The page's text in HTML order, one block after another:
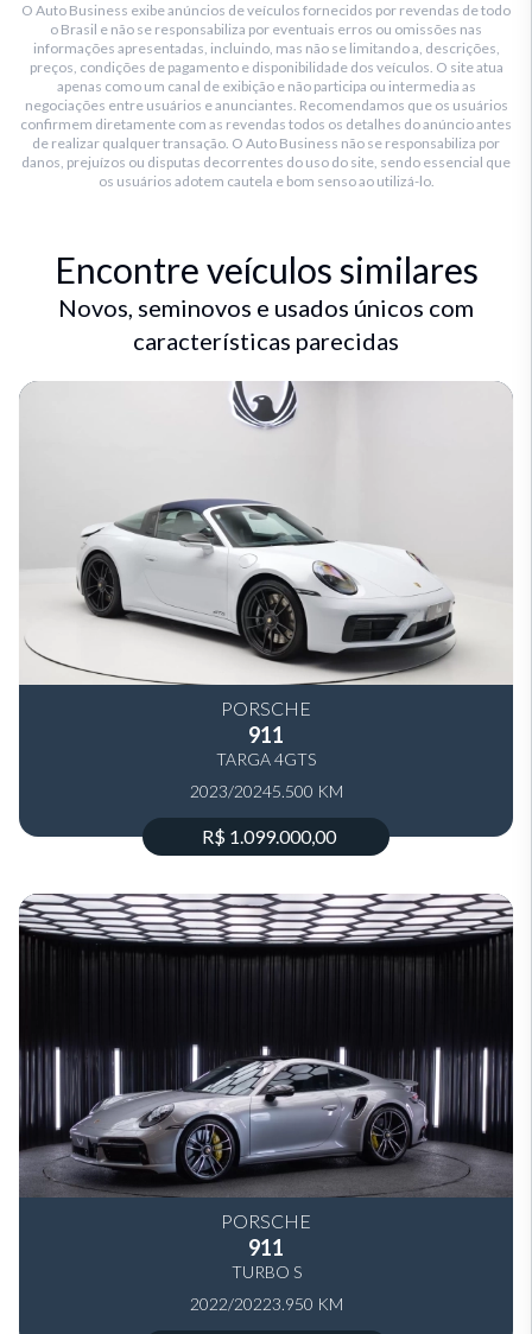
O Auto Business exibe anúncios de veículos fornecidos por revendas de todo
o Brasil e não se responsabiliza por eventuais erros ou omissões nas
informações apresentadas, incluindo, mas não se limitando a, descrições,
preços, condições de pagamento e disponibilidade dos veículos. O site atua
apenas como um canal de exibição e não participa ou intermedia as
negociações entre usuários e anunciantes. Recomendamos que os usuários
confirmem diretamente com as revendas todos os detalhes do anúncio antes
de realizar qualquer transação. O Auto Business não se responsabiliza por
danos, prejuízos ou disputas decorrentes do uso do site, sendo essencial que
os usuários adotem cautela e bom senso ao utilizá-lo.
Encontre veículos similares
Novos, seminovos e usados únicos com
características parecidas
PORSCHE
911
TARGA 4GTS
2023/20245.500 KM
R$ 1.099.000,00
PORSCHE
911
TURBO S
2022/20223.950 KM